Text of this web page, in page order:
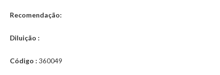
Recomendação:
Diluição :
Código : 360049